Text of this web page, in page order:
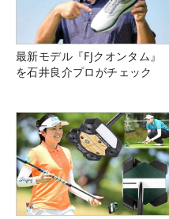
最新モデル『FJクオンタム』
を石井良介プロがチェック